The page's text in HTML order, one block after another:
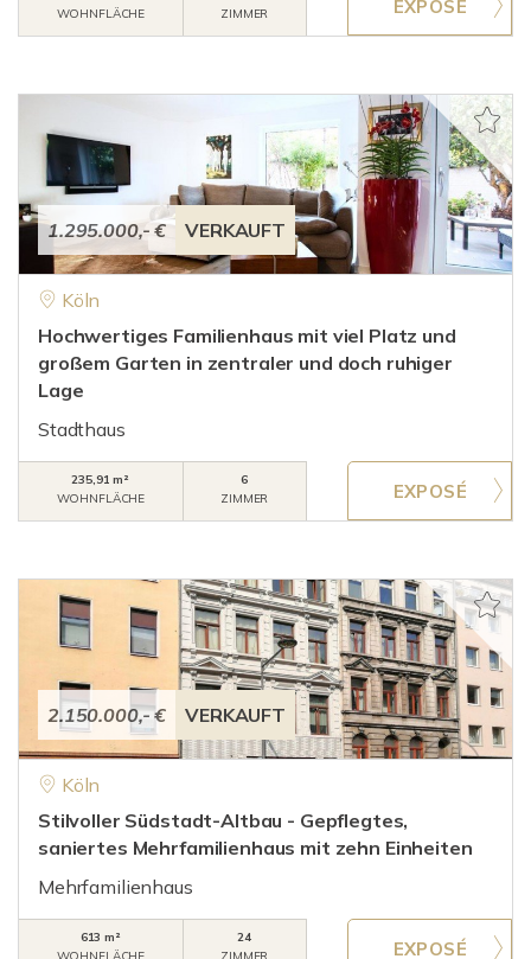
WOHNFLÄCHE
ZIMMER
1.295.000,- € VERKAUFT
Köln
Hochwertiges Familienhaus mit viel Platz und
großem Garten in zentraler und doch ruhiger
Lage
Stadthaus
235,91 m²
WOHNFLÄCHE
6
ZIMMER
2.150.000,- € VERKAUFT
Köln
Stilvoller Südstadt-Altbau - Gepflegtes,
saniertes Mehrfamilienhaus mit zehn Einheiten
Mehrfamilienhaus
613 m²
24